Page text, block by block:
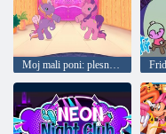
Moj mali poni: plesni studio